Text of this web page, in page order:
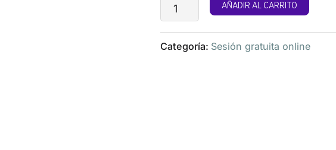
AÑADIR AL CARRITO
Categoría: Sesión gratuita online